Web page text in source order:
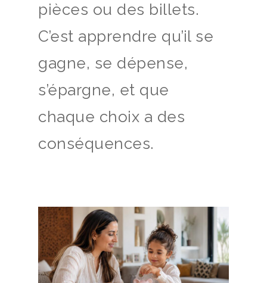
pièces ou des billets.
C’est apprendre qu’il se
gagne, se dépense,
s’épargne, et que
chaque choix a des
conséquences.